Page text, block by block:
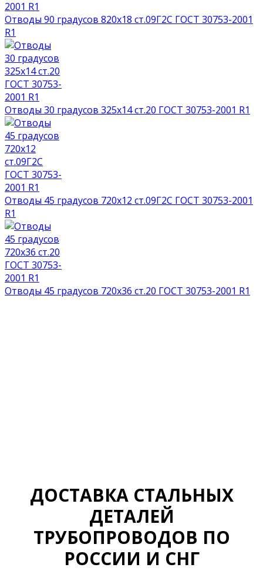
Отводы 90 градусов 820х18 ст.09Г2С ГОСТ 30753-2001
R1
Отводы 30 градусов 325х14 ст.20 ГОСТ 30753-2001 R1
Отводы 45 градусов 720х12 ст.09Г2С ГОСТ 30753-2001
R1
Отводы 45 градусов 720х36 ст.20 ГОСТ 30753-2001 R1
ДОСТАВКА СТАЛЬНЫХ
ДЕТАЛЕЙ
ТРУБОПРОВОДОВ ПО
РОССИИ И СНГ